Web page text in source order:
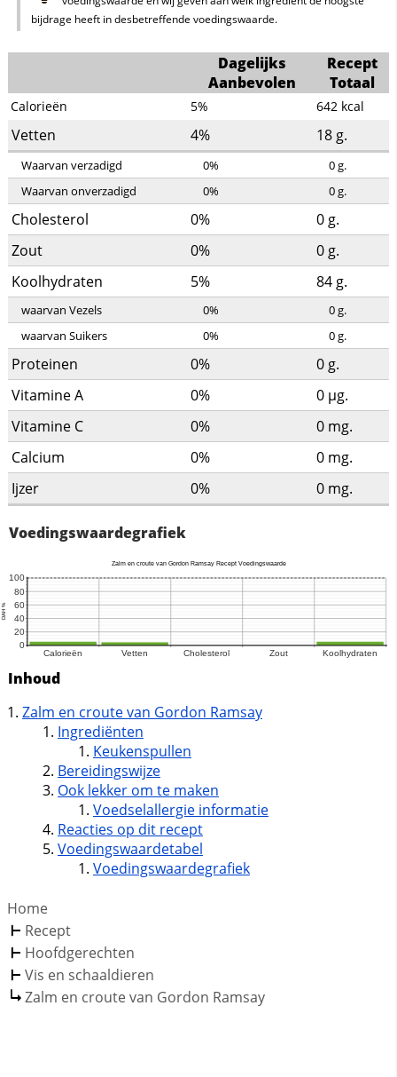
bijdrage heeft in desbetreffende voedingswaarde.
Dagelijks
Aanbevolen
Recept
Totaal
Calorieën 5% 642 kcal
Vetten 4% 18g.
Waarvan verzadigd 0% 0g.
Waarvan onverzadigd
0% 0g.
Cholesterol 0% 0g.
Zout
0% 0g.
Koolhydraten
5% 84g.
waarvan Vezels 0% 0g.
waarvan Suikers
0% 0g.
Proteinen 0% 0g.
Vitamine A
0% 0 µg.
Vitamine C
0% 0 mg.
Calcium
0% 0 mg.
Ijzer
0% 0 mg.
Voedingswaardegrafiek
Inhoud
Zalm en croute van Gordon Ramsay
Ingrediënten
Keukenspullen
Bereidingswijze
Ook lekker om te maken
Voedselallergie informatie
Reacties op dit recept
Voedingswaardetabel
Voedingswaardegrafiek
Home
Recept
Hoofdgerechten
Vis en schaaldieren
Zalm en croute van Gordon Ramsay